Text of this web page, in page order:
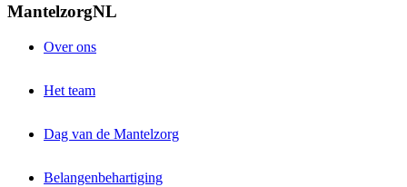
MantelzorgNL
Over ons
Het team
Dag van de Mantelzorg
Belangenbehartiging